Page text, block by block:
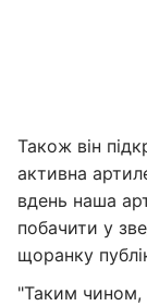
Також він
активна
вдень наша
побачити у
щоранку
"Таким чином,